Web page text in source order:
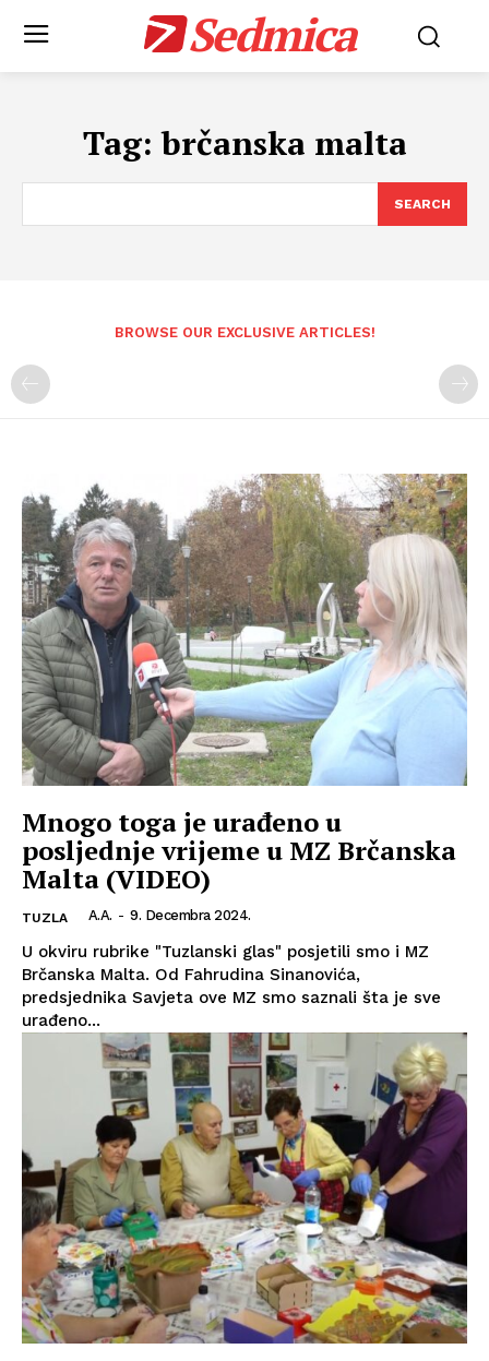
Sedmica
Tag:brčanska malta
SEARCH
BROWSE OUR EXCLUSIVE ARTICLES!
Mnogo toga je urađeno u
posljednje vrijeme u MZ Brčanska
Malta (VIDEO)
TUZLA A.A. - 9. Decembra 2024.
U okviru rubrike "Tuzlanski glas" posjetili smo i MZ
Brčanska Malta. Od Fahrudina Sinanovića,
predsjednika Savjeta ove MZ smo saznali šta je sve
urađeno...